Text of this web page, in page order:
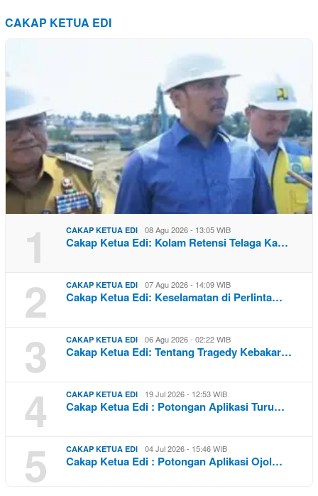
CAKAP KETUA EDI
1 CAKAP KETUA EDI 08 Agu 2026 - 13:05 WIB
Cakap Ketua Edi: Kolam Retensi Telaga Ka…
2 CAKAP KETUA EDI 07 Agu 2026 - 14:09 WIB
Cakap Ketua Edi: Keselamatan di Perlinta…
3 CAKAP KETUA EDI 06 Agu 2026 - 02:22 WIB
Cakap Ketua Edi: Tentang Tragedy Kebakar…
4 CAKAP KETUA EDI 19 Jul 2026 - 12:53 WIB
Cakap Ketua Edi : Potongan Aplikasi Turu…
5 CAKAP KETUA EDI 04 Jul 2026 - 15:46 WIB
Cakap Ketua Edi : Potongan Aplikasi Ojol…